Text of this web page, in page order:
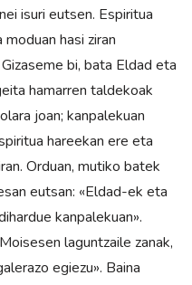
isuri eutsen. Espiritua
hasi ziran
bi, bata Eldad eta
hamarren taldekoak
joan; kanpalekuan
hareekan ere eta
Orduan, mutiko batek
eutsan: «Eldad-ek eta
kanpalekuan».
laguntzaile zanak,
egiezu». Baina